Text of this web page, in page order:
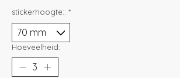
stickerhoogte:: *
Hoeveelheid: